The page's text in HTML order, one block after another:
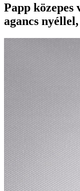
Papp közepes
agancs